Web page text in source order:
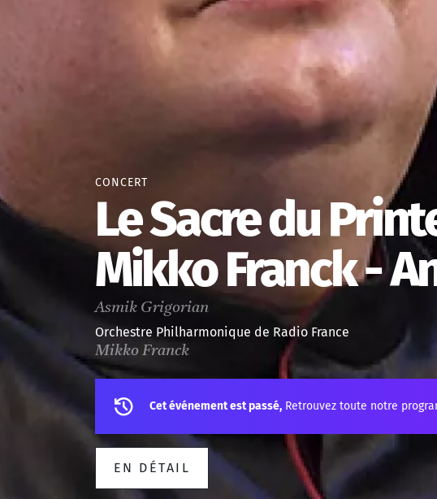
CONCERT
Le Sacre du
Mikko Franck -
Asmik Grigorian
Orchestre Philharmonique de Radio France
Mikko Franck
Cet événement est passé, Retrouvez toute notre
EN DÉTAIL